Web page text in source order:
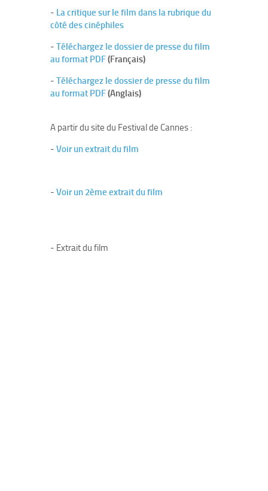
- La critique sur le film dans la rubrique du
côté des cinéphiles
- Téléchargez le dossier de presse du film
au format PDF(Français)
- Téléchargez le dossier de presse du film
au format PDF(Anglais)
A partir du site du Festival de Cannes :
- Voir un extrait du film
- Voir un 2ème extrait du film
- Extrait du film